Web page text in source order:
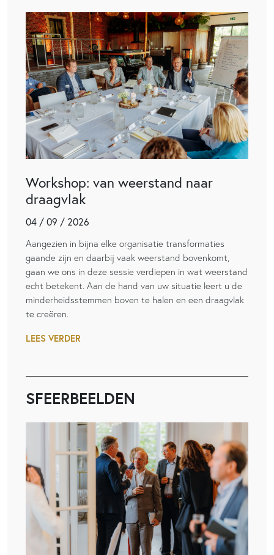
Workshop: van weerstand naar
draagvlak
04 / 09 / 2026
Aangezien in bijna elke organisatie transformaties
gaande zijn en daarbij vaak weerstand bovenkomt,
gaan we ons in deze sessie verdiepen in wat weerstand
echt betekent. Aan de hand van uw situatie leert u de
minderheidsstemmen boven te halen en een draagvlak
te creëren.
LEES VERDER
SFEERBEELDEN